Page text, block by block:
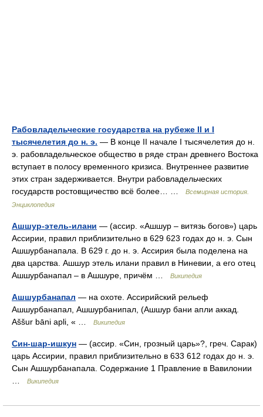
Рабовладельческие государства на рубеже II и I
тысячелетия до н. э. — В конце II начале I тысячелетия до н.
э. рабовладельческое общество в ряде стран древнего Востока
вступает в полосу временного кризиса. Внутреннее развитие
этих стран задерживается. Внутри рабовладельческих
государств ростовщичество всё более… …
Всемирная история.
Энциклопедия
Ашшур-этель-илани — (ассир. «Ашшур – витязь богов») царь
Ассирии, правил приблизительно в 629 623 годах до н. э. Сын
Ашшурбанапала. В 629 г. до н. э. Ассирия была поделена на
два царства. Ашшур этель илани правил в Ниневии, а его отец
Ашшурбанапал – в Ашшуре, причём …
Википедия
Ашшурбанапал — на охоте. Ассирийский рельеф
Ашшурбанапал, Ашшурбанипал, (Ашшур бани апли аккад.
Aššur bāni apli, « …
Википедия
Син-шар-ишкун — (ассир. «Син, грозный царь»?, греч. Сарак)
царь Ассирии, правил приблизительно в 633 612 годах до н. э.
Сын Ашшурбанапала. Содержание 1 Правление в Вавилонии
Википедия